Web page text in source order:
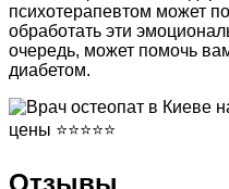
психотерапевтом может
обработать эти
очередь, может помочь
диабетом.
Отзывы